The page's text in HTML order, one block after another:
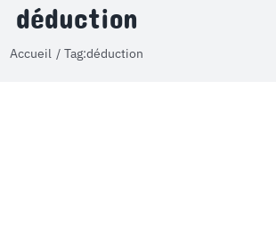
déduction
Accueil Tag:déduction